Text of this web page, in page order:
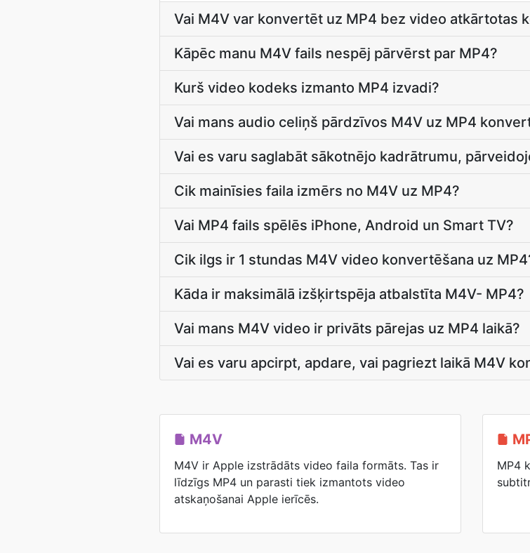
Vai M4V var konvertēt uz MP4 bez video atkārtotas
Kāpēc manu M4V fails nespēj pārvērst par MP4?
Kurš video kodeks izmanto MP4 izvadi?
Vai mans audio celiņš pārdzīvos M4V uz MP4
Vai es varu saglabāt sākotnējo kadrātrumu,
Cik mainīsies faila izmērs no M4V uz MP4?
Vai MP4 fails spēlēs iPhone, Android un Smart TV?
Cik ilgs ir 1 stundas M4V video konvertēšana uz
Kāda ir maksimālā izšķirtspēja atbalstīta M4V- MP4?
Vai mans M4V video ir privāts pārejas uz MP4 laikā?
Vai es varu apcirpt, apdare, vai pagriezt laikā M4V
M4V
M4V ir Apple izstrādāts video faila formāts. Tas ir
līdzīgs MP4 un parasti tiek izmantots video
atskaņošanai Apple ierīcēs.
MP4